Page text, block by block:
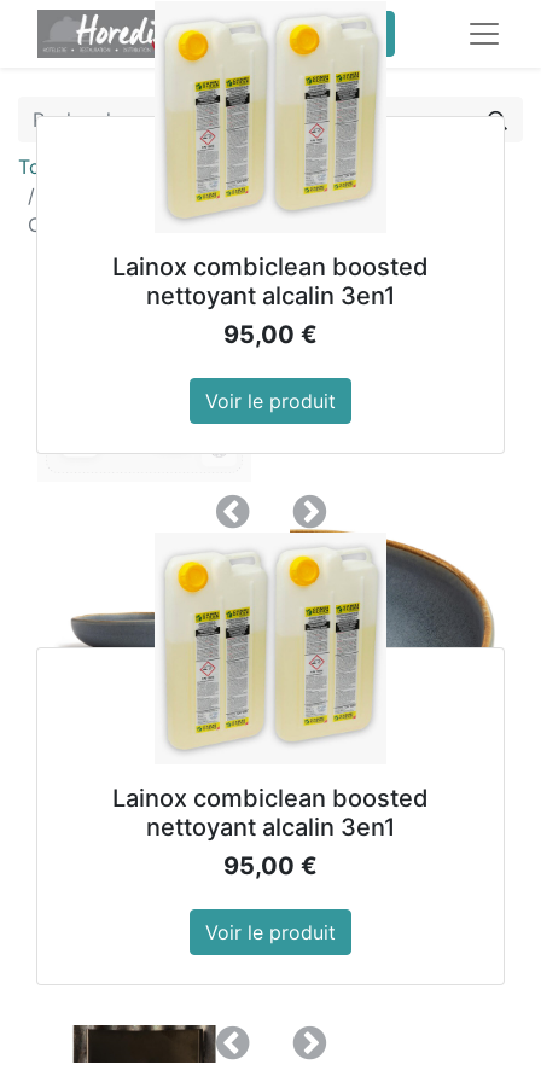
service client pro
Tous les produits
Assiettes creuses calottes bleu granit Olympia
Canvas 23 cm
Lainox combiclean boosted
nettoyant alcalin 3en1
95,00 €
Voir le produit
PrécedentSuivant
Lainox combiclean boosted
nettoyant alcalin 3en1
95,00 €
Voir le produit
PrécedentSuivant